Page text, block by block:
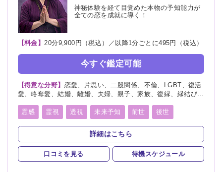
神秘体験を経て目覚めた本物の予知能力が
全ての恋を成就に導く！
【料金】 20分9,900円（税込）／以降1分ごとに495円（税込）
今すぐ鑑定可能
【得意な分野】 恋愛、片思い、二股関係、不倫、LGBT、復活
愛、略奪愛、結婚、離婚、夫婦、親子、家族、復縁、縁結び、
適職、進路、未来、育児、健康、仕事、引越し、開運、故人、
教育、過去、浮気、総合運、運勢、命名
霊感 霊視 透視 未来予知 前世 後世
縁結び 縁切り 祈願 祈祷 波動修正
オーラリーディング スピリチュアルカウンセリング
詳細はこちら
口コミを見る 待機スケジュール